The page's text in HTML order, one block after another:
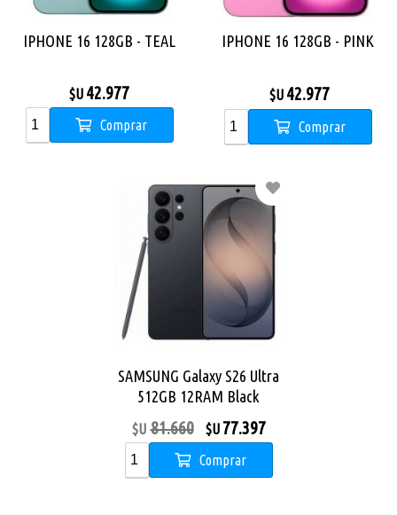
IPHONE 16 128GB - TEAL
$U 42.977
Comprar
IPHONE 16 128GB - PINK
$U 42.977
Comprar
SAMSUNG Galaxy S26 Ultra
512GB 12RAM Black
$U 81.660 $U 77.397
Comprar